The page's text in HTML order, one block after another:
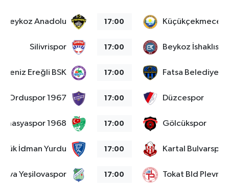
Beykoz Anadolu 17:00 Küçükçekmece
Silivrispor 17:00 Beykoz
Ereğli BSK 17:00 Fatsa
Orduspor 1967 17:00 Düzcespor
1968 17:00 Gölcükspor
İdman Yurdu 17:00 Kartal Bulvarspor
Yeşilovaspor 17:00 Tokat Bld